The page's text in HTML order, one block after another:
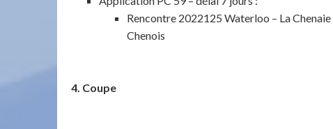
Rencontre 2022125 Waterloo – La
Chenois
4. Coupe